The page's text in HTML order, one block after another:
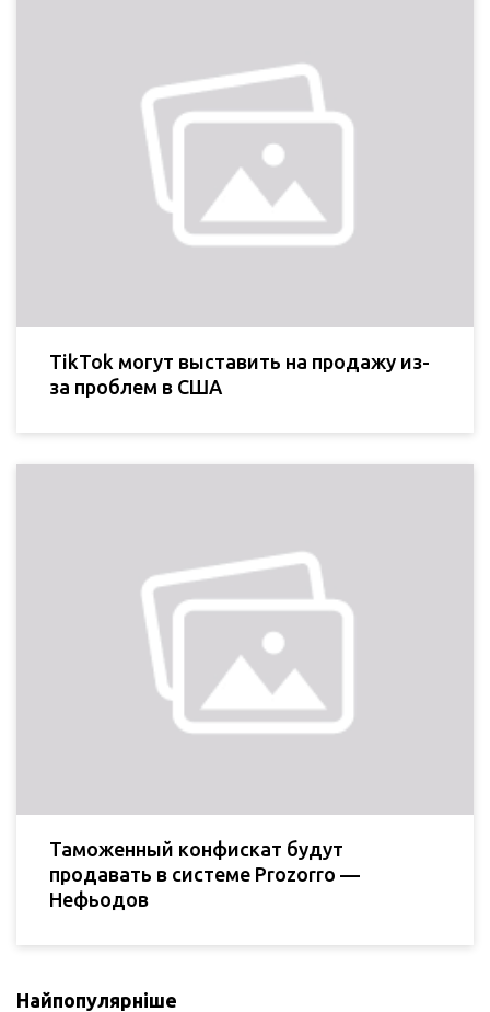
TikTok могут выставить на продажу из-
за проблем в США
Таможенный конфискат будут
продавать в системе Prozorro —
Нефьодов
Найпопулярніше